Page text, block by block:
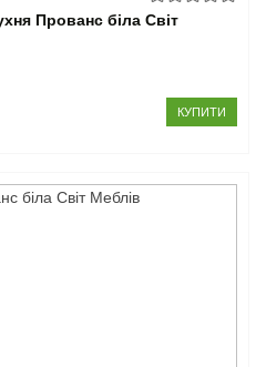
Прованс біла Світ
КУПИТИ